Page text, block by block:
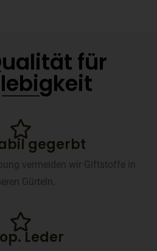
für
gegerbt
vermeiden wir Giftstoffe in
Gürteln.
Leder